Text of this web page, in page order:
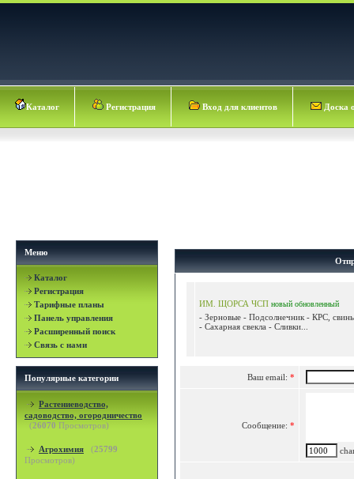
Каталог Регистрация Вход для клиентов Доска
Меню
Каталог
Регистрация
Тарифные планы
Панель управления
Расширенный поиск
Связь с нами
Популярные категории
Растениеводство,
садоводство, огородничество
(26070 Просмотров)
Агрохимия (25799
Просмотров)
ИМ. ЩОРСА ЧСП новый обновленный
- Зерновые - Подсолнечник - КРС,
- Сахарная свекла - Сливки...
Ваш email: *
Сообщение: *